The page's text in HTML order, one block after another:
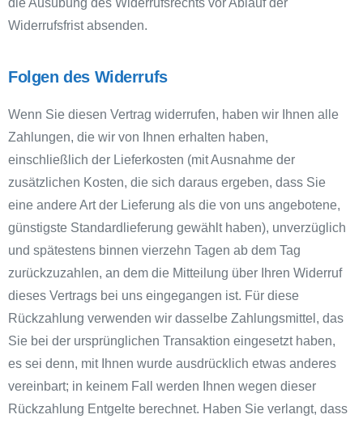
Widerrufsfrist absenden.
Folgen des Widerrufs
Wenn Sie diesen Vertrag widerrufen, haben wir Ihnen alle
Zahlungen, die wir von Ihnen erhalten haben,
einschließlich der Lieferkosten (mit Ausnahme der
zusätzlichen Kosten, die sich daraus ergeben, dass Sie
eine andere Art der Lieferung als die von uns angebotene,
günstigste Standardlieferung gewählt haben), unverzüglich
und spätestens binnen vierzehn Tagen ab dem Tag
zurückzuzahlen, an dem die Mitteilung über Ihren Widerruf
dieses Vertrags bei uns eingegangen ist. Für diese
Rückzahlung verwenden wir dasselbe Zahlungsmittel, das
Sie bei der ursprünglichen Transaktion eingesetzt haben,
es sei denn, mit Ihnen wurde ausdrücklich etwas anderes
vereinbart; in keinem Fall werden Ihnen wegen dieser
Rückzahlung Entgelte berechnet. Haben Sie verlangt, dass